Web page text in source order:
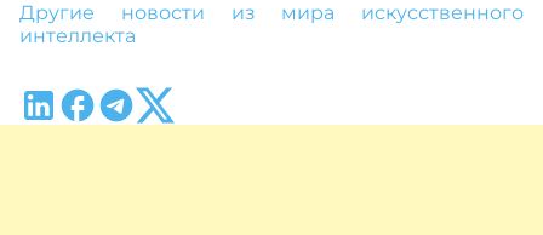
Другие новости из мира искусственного
интеллекта